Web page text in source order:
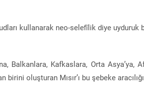
kullanarak neo-selefîlik diye uyduruk
Balkanlara, Kafkaslara, Orta Asya’ya,
birini oluşturan Mısır’ı bu şebeke